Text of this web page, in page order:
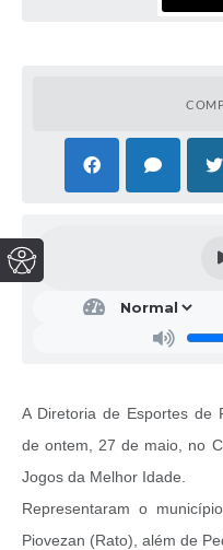
A Diretoria de Esportes de
de ontem, 27 de maio, no
Jogos da Melhor Idade.
Representaram o
Piovezan (Rato), além de